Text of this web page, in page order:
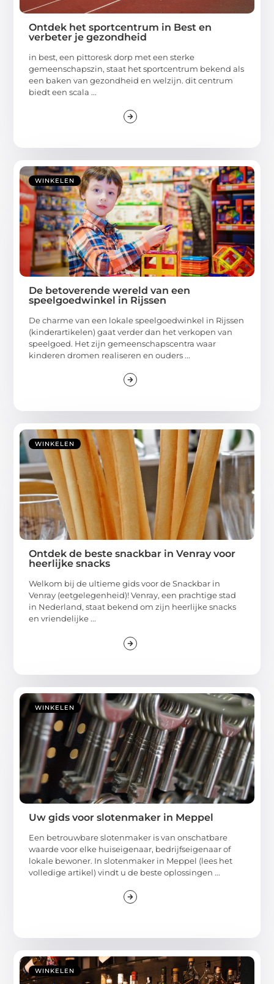
Ontdek het sportcentrum in Best en
verbeter je gezondheid
in best, een pittoresk dorp met een sterke
gemeenschapszin, staat het sportcentrum bekend als
een baken van gezondheid en welzijn. dit centrum
biedt een scala ...
WINKELEN
De betoverende wereld van een
speelgoedwinkel in Rijssen
De charme van een lokale speelgoedwinkel in Rijssen
(kinderartikelen) gaat verder dan het verkopen van
speelgoed. Het zijn gemeenschapscentra waar
kinderen dromen realiseren en ouders ...
WINKELEN
Ontdek de beste snackbar in Venray voor
heerlijke snacks
Welkom bij de ultieme gids voor de Snackbar in
Venray (eetgelegenheid)! Venray, een prachtige stad
in Nederland, staat bekend om zijn heerlijke snacks
en vriendelijke ...
WINKELEN
Uw gids voor slotenmaker in Meppel
Een betrouwbare slotenmaker is van onschatbare
waarde voor elke huiseigenaar, bedrijfseigenaar of
lokale bewoner. In slotenmaker in Meppel (lees het
volledige artikel) vindt u de beste oplossingen ...
WINKELEN